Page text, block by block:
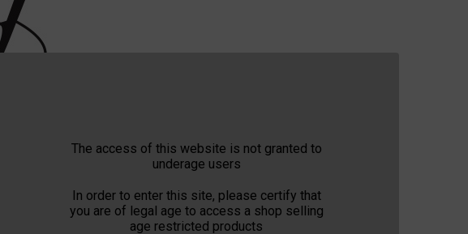
The access of this website is not granted to
underage users
In order to enter this site, please certify that
you are of legal age to access a shop selling
age restricted products